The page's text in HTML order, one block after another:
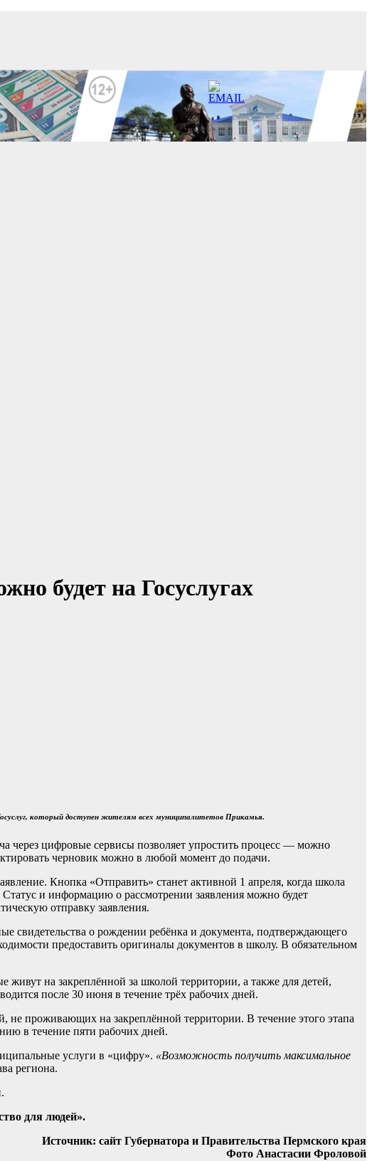
будет на Госуслугах
который доступен жителям всех муниципалитетов Прикамья.
через цифровые сервисы позволяет упростить процесс — можно
черновик можно в любой момент до подачи.
Кнопка «Отправить» станет активной 1 апреля, когда школа
и информацию о рассмотрении заявления можно будет
отправку заявления.
свидетельства о рождении ребёнка и документа, подтверждающего
предоставить оригиналы документов в школу. В обязательном
на закреплённой за школой территории, а также для детей,
после 30 июня в течение трёх рабочих дней.
не проживающих на закреплённой территории. В течение этого этапа
в течение пяти рабочих дней.
услуги в «цифру». «Возможность получить максимальное
региона.
для людей».
Источник: сайт Губернатора и Правительства Пермского края
Фото Анастасии Фроловой